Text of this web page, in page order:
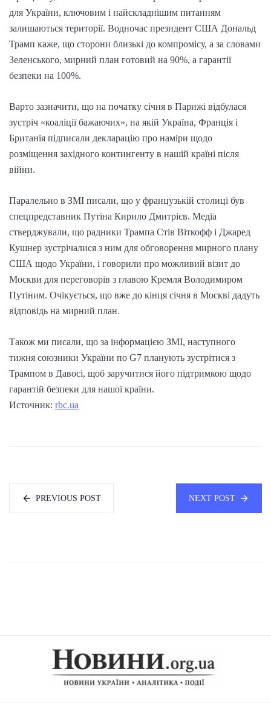
для України, ключовим і найскладнішим питанням
залишаються території. Водночас президент США Дональд
Трамп каже, що сторони близькі до компромісу, а за словами
Зеленського, мирний план готовий на 90%, а гарантії
безпеки на 100%.
Варто зазначити, що на початку січня в Парижі відбулася
зустріч «коаліції бажаючих», на якій Україна, Франція і
Британія підписали декларацію про наміри щодо
розміщення західного контингенту в нашій країні після
війни.
Паралельно в ЗМІ писали, що у французькій столиці був
спецпредставник Путіна Кирило Дмитрієв. Медіа
стверджували, що радники Трампа Стів Віткофф і Джаред
Кушнер зустрічалися з ним для обговорення мирного плану
США щодо України, і говорили про можливий візит до
Москви для переговорів з главою Кремля Володимиром
Путіним. Очікується, що вже до кінця січня в Москві дадуть
відповідь на мирний план.
Також ми писали, що за інформацією ЗМІ, наступного
тижня союзники України по G7 планують зустрітися з
Трампом в Давосі, щоб заручитися його підтримкою щодо
гарантій безпеки для нашої країни.
Источник: rbc.ua
PREVIOUS POST NEXT POST